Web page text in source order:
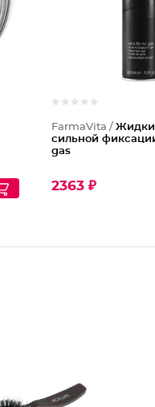
FarmaVita /
сильной
gas
2363 ₽